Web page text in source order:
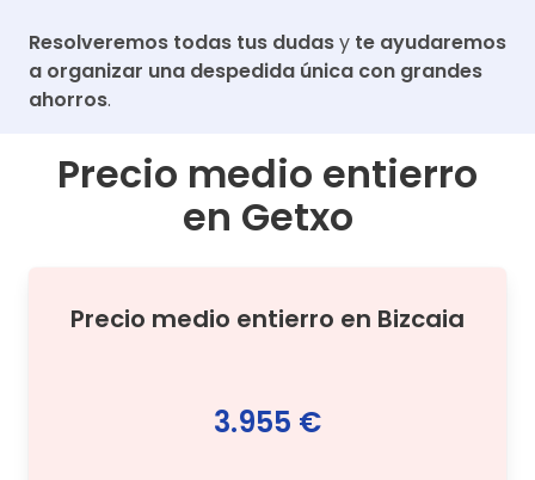
Resolveremos todas tus dudasy te ayudaremos
a organizar una despedida única con grandes
ahorros.
Precio medio entierro
en Getxo
Precio medio entierro en Bizcaia
3.955 €